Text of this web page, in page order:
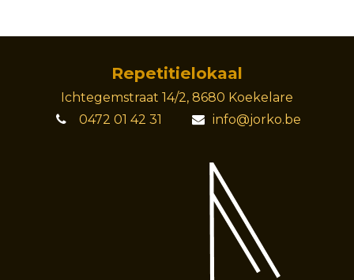
Repetitielok​aal
Ichtegemstraat 14/2, 8680 Koekelare
0472 01 42 31
info@jorko.be